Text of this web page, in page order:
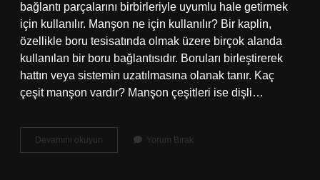
bağlantı parçalarını birbirleriyle uyumlu hale getirmek
için kullanılır. Manşon ne için kullanılır? Bir kaplin,
özellikle boru tesisatında olmak üzere birçok alanda
kullanılan bir boru bağlantısıdır. Boruları birleştirerek
hattın veya sistemin uzatılmasına olanak tanır. Kaç
çeşit manşon vardır? Manşon çeşitleri ise dişli…
Devamını okuyun
Manşon
Yorum Bırak